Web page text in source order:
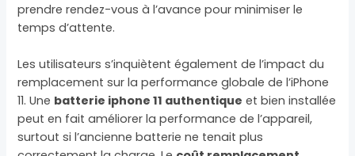
prendre rendez-vous à l’avance pour minimiser le
temps d’attente.
Les utilisateurs s’inquiètent également de l’impact du
remplacement sur la performance globale de l’iPhone
11. Une batterie iphone 11 authentique et bien installée
peut en fait améliorer la performance de l’appareil,
surtout si l’ancienne batterie ne tenait plus